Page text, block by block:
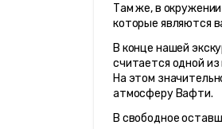
Там же, в
которые являются
В конце нашей
считается одной
На этом
атмосферу Вафти.
В свободное